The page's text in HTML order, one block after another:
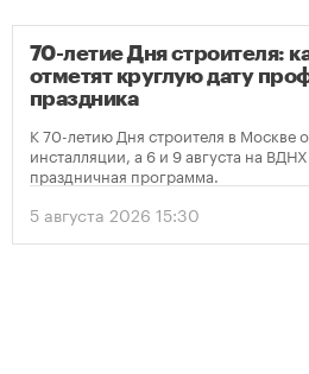
70-летие Дня строителя:
отметят круглую дату
праздника
К 70-летию Дня строителя в Москве
инсталляции, а 6 и 9 августа на
праздничная программа.
5 августа 2026 15:30